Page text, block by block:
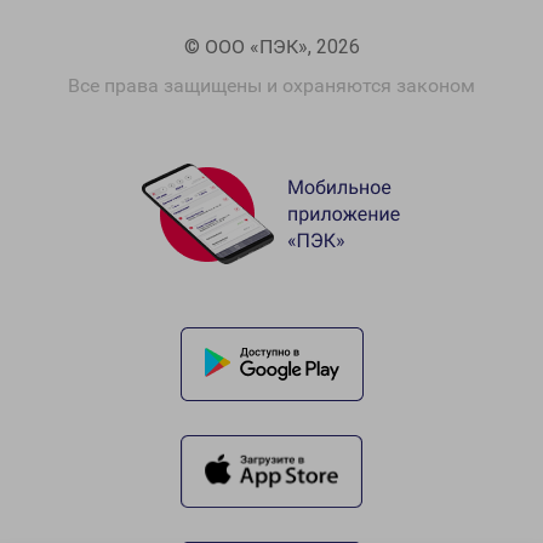
© ООО «ПЭК», 2026
Все права защищены и охраняются законом